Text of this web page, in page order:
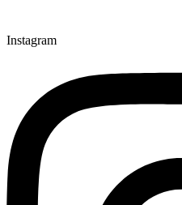
Instagram